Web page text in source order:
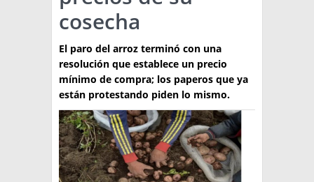
TÉCNICA
PRODUCCION
CLASIFICADOS
INTERES GENERAL
LA PAPA
RESOLUCIONES Y NORMATIVAS
ENLACES
ARGENPAPA
PUBLICIDAD
QUIENES SOMOS
BUSCAR NOTICIAS
cosecha
El paro del arroz terminó con una
resolución que establece un precio
mínimo de compra; los paperos que ya
están protestando piden lo mismo.